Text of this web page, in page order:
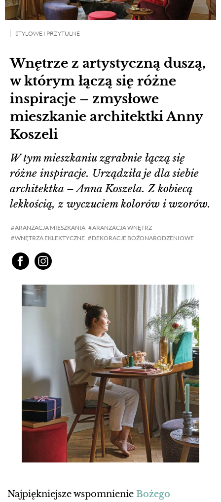
Wnętrze z artystyczną duszą,
w którym łączą się różne
inspiracje – zmysłowe
mieszkanie architektki Anny
Koszeli
STYLOWE I PRZYTULNE
ARANŻACJA MIESZKANIA
ARANŻACJA WNĘTRZ
WNĘTRZA EKLEKTYCZNE
DEKORACJE BOŻONARODZENIOWE
W tym mieszkaniu zgrabnie łączą się
różne inspiracje. Urządziła je dla siebie
architektka – Anna Koszela. Z kobiecą
lekkością, z wyczuciem kolorów i wzorów.
Najpiękniejsze wspomnienie Bożego